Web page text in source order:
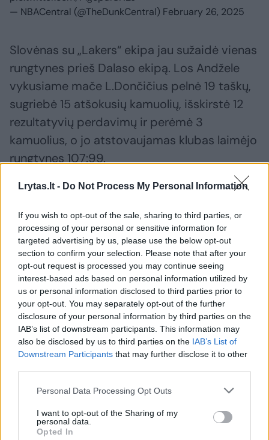
Lrytas.lt - Do Not Process My Personal Information
If you wish to opt-out of the sale, sharing to third parties, or
processing of your personal or sensitive information for
targeted advertising by us, please use the below opt-out
section to confirm your selection. Please note that after your
opt-out request is processed you may continue seeing
interest-based ads based on personal information utilized by
us or personal information disclosed to third parties prior to
your opt-out. You may separately opt-out of the further
disclosure of your personal information by third parties on the
IAB’s list of downstream participants. This information may
also be disclosed by us to third parties on the IAB’s List of
Downstream Participants that may further disclose it to other
Personal Data Processing Opt Outs
I want to opt-out of the Sharing of my
personal data.
Opted In
— NBACentral (@TheDunkCentral) February 26, 2025
Slovėnas su „Lakers“ ekipa jau sužaidė vienas
rungtynes prieš Dalaso ekipą. Los Andžele
vykusiame mače L.Dončičius pelnė 19 taškų,
sugriebė 15 atšokusių kamuolių, išskirstė 12
rezultatyvių perdavimų ir perėmė 3
kamuolius, o jo atstovaujamas klubas laimėjo
rungtynes 107:99.
Rodyti daugiau žymių
Komentuoti po šiuo straipsniu
Komentuoti gali tik Lrytas registruoti vartotojai.
Prisijunkite prie registruotų vartotojų
bendruomenės ir bendraukite komentaruose!
Rodyti komentarus